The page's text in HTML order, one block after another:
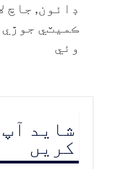
ڊائون, جاچ
ڪميٽي جوڙي
وئي
شاید
کریں